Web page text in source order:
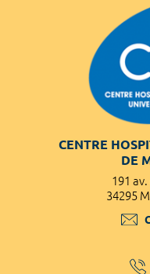
CENTRE
DE
191
34295